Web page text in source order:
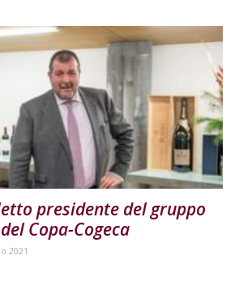
presidente del gruppo
Copa-Cogeca
2021